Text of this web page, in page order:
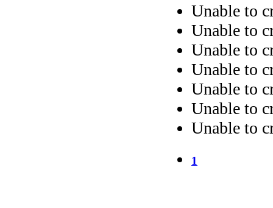
Unable to
Unable to
Unable to
Unable to
Unable to
Unable to
Unable to
1